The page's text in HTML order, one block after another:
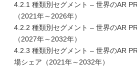
4.2.1 種類別セグメント – 世界のAR
（2021年～2026年）
4.2.2 種類別セグメント – 世界のAR
（2027年～2032年）
4.2.3 種類別セグメント – 世界のAR
場シェア（2021年～2032年）